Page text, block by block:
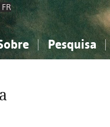
FR
Pesquisa
sociais...
sociais...